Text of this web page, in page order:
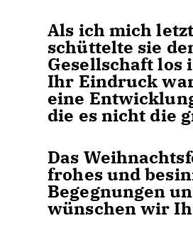
Als ich mich
schüttelte sie
Gesellschaft los
Ihr Eindruck
eine
die es nicht die
Das
frohes und
Begegnungen
wünschen wir